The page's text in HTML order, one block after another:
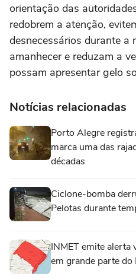
orientação das
redobrem a atenção,
desnecessários durante a
amanhecer e reduzam a
possam apresentar gelo
Notícias relacionadas
Porto Alegre
marca uma das
décadas
Ciclone-bomba
Pelotas durante
INMET emite alerta
em grande parte do